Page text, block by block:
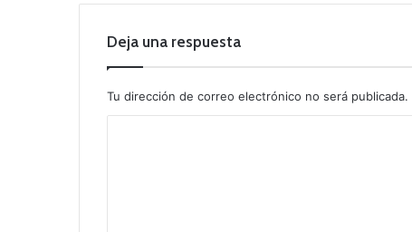
Deja una respuesta
Tu dirección de correo electrónico no será publicada.